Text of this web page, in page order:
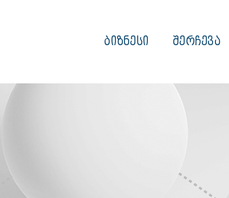
ᲑᲘᲖᲜᲔᲡᲘ ᲨᲔᲠᲩᲔᲕᲐ